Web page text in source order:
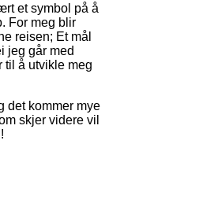
et symbol på å
For meg blir
reisen; Et mål
jeg går med
til å utvikle meg
det kommer mye
skjer videre vil